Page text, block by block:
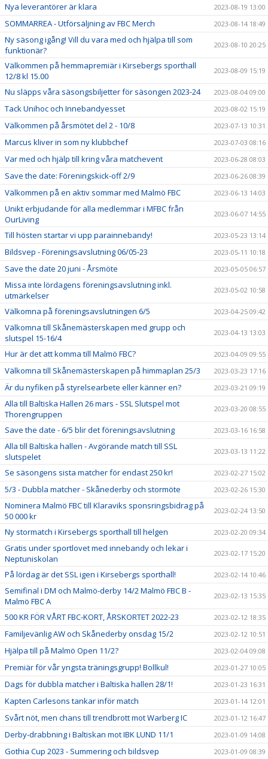
Nya leverantörer är klara 2023-08-19 13:00
SOMMARREA - Utförsäljning av FBC Merch 2023-08-14 18:49
Ny säsong igång! Vill du vara med och hjälpa till som
funktionär?
2023-08-10 20:25
Välkommen på hemmapremiär i Kirsebergs sporthall
12/8 kl 15.00
2023-08-09 15:19
Nu släpps våra säsongsbiljetter för säsongen 2023-24 2023-08-04 09:00
Tack Unihoc och Innebandyesset 2023-08-02 15:19
Välkommen på årsmötet del 2 - 10/8 2023-07-13 10:31
Marcus kliver in som ny klubbchef 2023-07-03 08:16
Var med och hjälp till kring våra matchevent 2023-06-28 08:03
Save the date: Föreningskick-off 2/9 2023-06-26 08:39
Välkommen på en aktiv sommar med Malmö FBC 2023-06-13 14:03
Unikt erbjudande för alla medlemmar i MFBC från
OurLiving
2023-06-07 14:55
Till hösten startar vi upp parainnebandy! 2023-05-23 13:14
Bildsvep - Föreningsavslutning 06/05-23 2023-05-11 10:18
Save the date 20 juni - Årsmöte 2023-05-05 06:57
Missa inte lördagens föreningsavslutning inkl.
utmärkelser
2023-05-02 10:58
Välkomna på föreningsavslutningen 6/5 2023-04-25 09:42
Välkomna till Skånemästerskapen med grupp och
slutspel 15-16/4
2023-04-13 13:03
Hur är det att komma till Malmö FBC? 2023-04-09 09:55
Välkomna till Skånemästerskapen på himmaplan 25/3 2023-03-23 17:16
Är du nyfiken på styrelsearbete eller känner en? 2023-03-21 09:19
Alla till Baltiska Hallen 26 mars - SSL Slutspel mot
Thorengruppen
2023-03-20 08:55
Save the date - 6/5 blir det föreningsavslutning 2023-03-16 16:58
Alla till Baltiska hallen - Avgörande match till SSL
slutspelet
2023-03-13 11:22
Se säsongens sista matcher för endast 250 kr! 2023-02-27 15:02
5/3 - Dubbla matcher - Skånederby och stormöte 2023-02-26 15:30
Nominera Malmö FBC till Klaraviks sponsringsbidrag på
50 000 kr
2023-02-24 13:50
Ny stormatch i Kirsebergs sporthall till helgen 2023-02-20 09:34
Gratis under sportlovet med innebandy och lekar i
Neptuniskolan
2023-02-17 15:20
På lördag är det SSL igen i Kirsebergs sporthall! 2023-02-14 10:46
Semifinal i DM och Malmö-derby 14/2 Malmö FBC B -
Malmö FBC A
2023-02-13 15:35
500 KR FÖR VÅRT FBC-KORT, ÅRSKORTET 2022-23 2023-02-12 18:35
Familjevänlig AW och Skånederby onsdag 15/2 2023-02-12 10:51
Hjälpa till på Malmö Open 11/2? 2023-02-04 09:08
Premiär för vår yngsta träningsgrupp! Bollkul! 2023-01-27 10:05
Dags för dubbla matcher i Baltiska hallen 28/1! 2023-01-23 16:31
Kapten Carlesons tankar inför match 2023-01-14 12:01
Svårt nöt, men chans till trendbrott mot Warberg IC 2023-01-12 16:47
Derby-drabbning i Baltiskan mot IBK LUND 11/1 2023-01-09 14:08
Gothia Cup 2023 - Summering och bildsvep 2023-01-09 08:39